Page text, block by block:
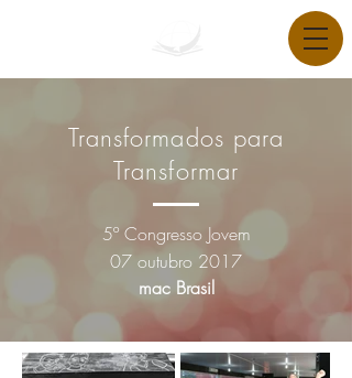
Transformados para
Transformar
5º Congresso Jovem
07 outubro 2017
mac Brasil